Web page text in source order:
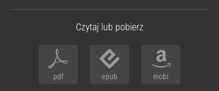
Czytaj lub pobierz
pdf epub mobi